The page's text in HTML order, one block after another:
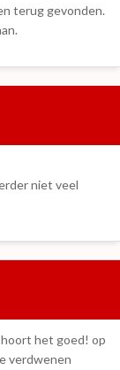
terug gevonden.
niet veel
hoort het goed! op
verdwenen